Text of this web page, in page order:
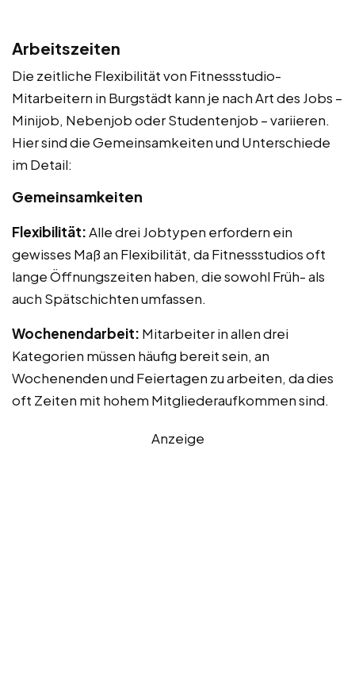
Arbeitszeiten
Die zeitliche Flexibilität von Fitnessstudio-
Mitarbeitern in Burgstädt kann je nach Art des Jobs –
Minijob, Nebenjob oder Studentenjob – variieren.
Hier sind die Gemeinsamkeiten und Unterschiede
im Detail:
Gemeinsamkeiten
Flexibilität:Alle drei Jobtypen erfordern ein
gewisses Maß an Flexibilität, da Fitnessstudios oft
lange Öffnungszeiten haben, die sowohl Früh- als
auch Spätschichten umfassen.
Wochenendarbeit: Mitarbeiter in allen drei
Kategorien müssen häufig bereit sein, an
Wochenenden und Feiertagen zu arbeiten, da dies
oft Zeiten mit hohem Mitgliederaufkommen sind.
Anzeige